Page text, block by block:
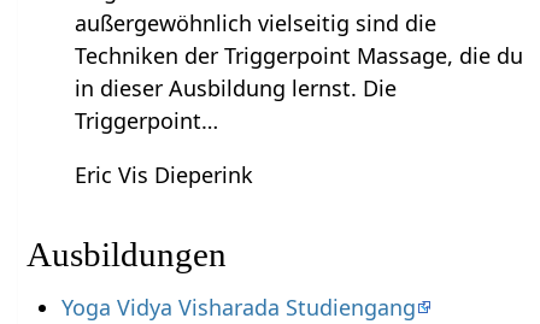
außergewöhnlich vielseitig sind die
Techniken der Triggerpoint Massage, die du
in dieser Ausbildung lernst. Die
Triggerpoint…
Eric Vis Dieperink
Ausbildungen
Yoga Vidya Visharada Studiengang